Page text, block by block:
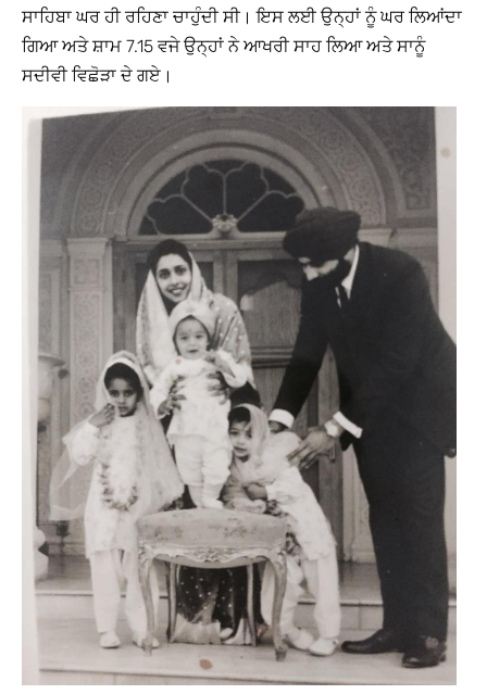
ਸਾਹਿਬਾ ਘਰ ਹੀ ਰਹਿਣਾ ਚਾਹੁੰਦੀ ਸੀ। ਇਸ ਲਈ ਉਨ੍ਹਾਂ ਨੂੰ ਘਰ ਲਿਆਂਦਾ
ਗਿਆ ਅਤੇ ਸ਼ਾਮ 7.15 ਵਜੇ ਉਨ੍ਹਾਂ ਨੇ ਆਖਰੀ ਸਾਹ ਲਿਆ ਅਤੇ ਸਾਨੂੰ
ਸਦੀਵੀ ਵਿਛੋੜਾ ਦੇ ਗਏ।